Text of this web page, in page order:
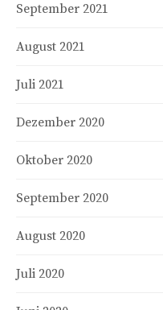
September 2021
August 2021
Juli 2021
Dezember 2020
Oktober 2020
September 2020
August 2020
Juli 2020